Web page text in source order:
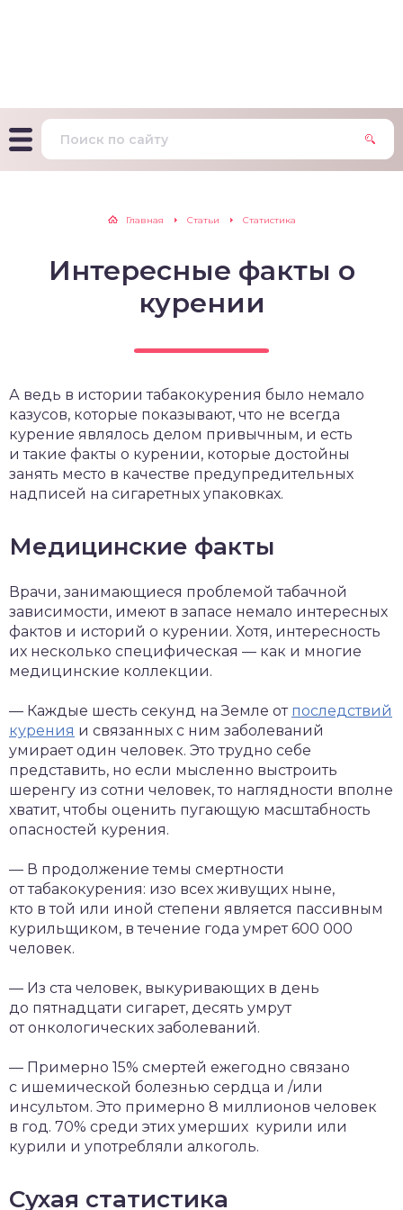
Главная Статьи Статистика
Интересные факты о
курении
А ведь в истории табакокурения было немало
казусов, которые показывают, что не всегда
курение являлось делом привычным, и есть
и такие факты о курении, которые достойны
занять место в качестве предупредительных
надписей на сигаретных упаковках.
Медицинские факты
Врачи, занимающиеся проблемой табачной
зависимости, имеют в запасе немало интересных
фактов и историй о курении. Хотя, интересность
их несколько специфическая — как и многие
медицинские коллекции.
— Каждые шесть секунд на Земле от последствий
курения и связанных с ним заболеваний
умирает один человек. Это трудно себе
представить, но если мысленно выстроить
шеренгу из сотни человек, то наглядности вполне
хватит, чтобы оценить пугающую масштабность
опасностей курения.
— В продолжение темы смертности
от табакокурения: изо всех живущих ныне,
кто в той или иной степени является пассивным
курильщиком, в течение года умрет 600 000
человек.
— Из ста человек, выкуривающих в день
до пятнадцати сигарет, десять умрут
от онкологических заболеваний.
— Примерно 15% смертей ежегодно связано
с ишемической болезнью сердца и /или
инсультом. Это примерно 8 миллионов человек
в год. 70% среди этих умерших курили или
курили и употребляли алкоголь.
Сухая статистика
на определение типа
поведения
зависимости
курильщика –
расчет